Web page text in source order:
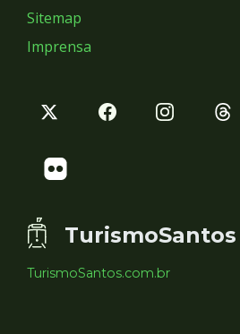
Sitemap
Imprensa
TurismoSantos
TurismoSantos.com.br